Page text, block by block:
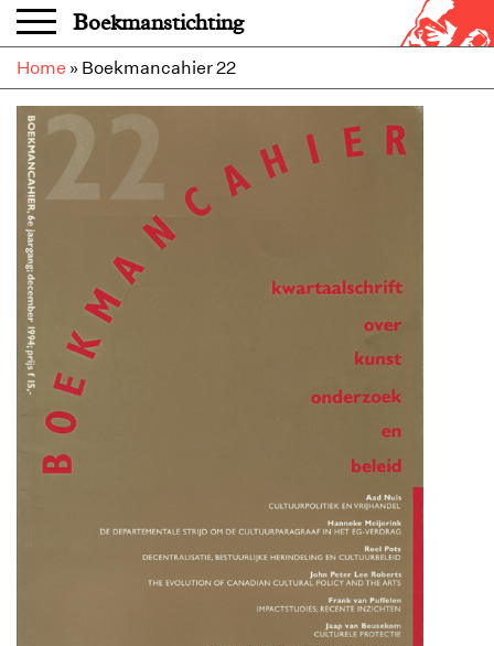
Overslaan en naar de inhoud gaan
Boekmanstichting
Home » Boekmancahier 22